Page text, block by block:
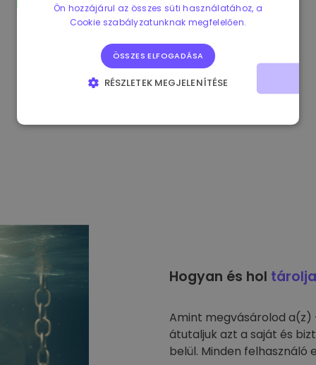
Hogyan és hol
Amint megvásárolod a(z)
átutaljuk azt a saját és
belül. Minden felhasználó
Ön hozzájárul az összes süti használatához, a
Cookie szabályzatunknak megfelelően.
ÖSSZES ELFOGADÁSA
RÉSZLETEK MEGJELENÍTÉSE